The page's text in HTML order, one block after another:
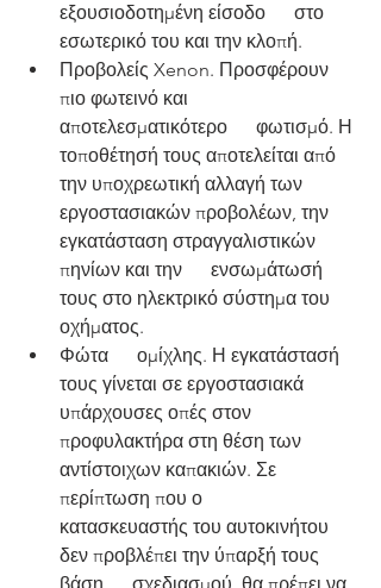
εξουσιοδοτημένη είσοδο      στο
εσωτερικό του και την κλοπή.
Προβολείς Xenon. Προσφέρουν
πιο φωτεινό και
αποτελεσματικότερο      φωτισμό. Η
τοποθέτησή τους αποτελείται από
την υποχρεωτική αλλαγή των
εργοστασιακών προβολέων, την
εγκατάσταση στραγγαλιστικών
πηνίων και την      ενσωμάτωσή
τους στο ηλεκτρικό σύστημα του
οχήματος.
Φώτα      ομίχλης. Η εγκατάστασή
τους γίνεται σε εργοστασιακά
υπάρχουσες οπές στον
προφυλακτήρα στη θέση των
αντίστοιχων καπακιών. Σε
περίπτωση που ο
κατασκευαστής του αυτοκινήτου
δεν προβλέπει την ύπαρξή τους